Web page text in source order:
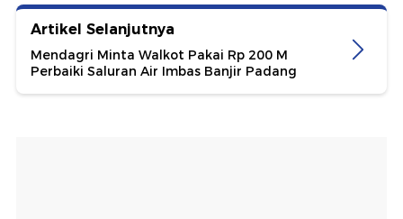
Artikel Selanjutnya
Mendagri Minta Walkot Pakai Rp 200 M
Perbaiki Saluran Air Imbas Banjir Padang